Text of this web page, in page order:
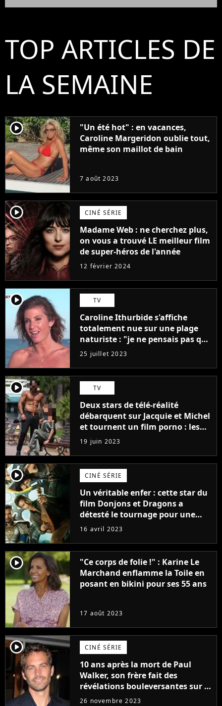
TOP ARTICLES DE
LA SEMAINE
player2
"Un été hot" : en vacances,
Caroline Margeridon oublie tout,
même son maillot de bain
7 août 2023
player2 CINÉ SÉRIE
Madame Web : ne cherchez plus,
on vous a trouvé LE meilleur film
de super-héros de l'année
12 février 2024
player2 TV
Caroline Ithurbide s'affiche
totalement nue sur une plage
naturiste : "je ne pensais pas que
j'arriverais à le faire..."
25 juillet 2023
player2 TV
Deux stars de télé-réalité
débarquent sur Jacquie et Michel
et tournent un film porno : les
premières images du tournage
(exclu)
19 juin 2023
player2 CINÉ SÉRIE
Un véritable enfer : cette star du
film Donjons et Dragons a
détesté le tournage pour une
raison très spéciale
16 avril 2023
player2
"Ce corps de folie !" : Karine Le
Marchand enflamme la Toile en
posant en bikini pour ses 55 ans
17 août 2023
player2 CINÉ SÉRIE
10 ans après la mort de Paul
Walker, son frère fait des
révélations bouleversantes sur la
réaction des acteurs de Fast and
26 novembre 2023